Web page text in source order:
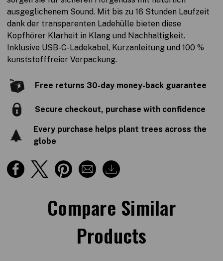
ausgeglichenem Sound. Mit bis zu 16 Stunden Laufzeit
dank der transparenten Ladehülle bieten diese
Kopfhörer Klarheit in Klang und Nachhaltigkeit.
Inklusive USB-C-Ladekabel, Kurzanleitung und 100 %
kunststofffreier Verpackung.
Free returns 30-day money-back guarantee
Secure checkout, purchase with confidence
Every purchase helps plant trees across the
globe
Compare Similar
Products